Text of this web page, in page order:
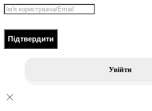
Підтвердити
Увійти